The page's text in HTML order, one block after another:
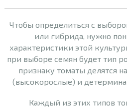
Чтобы определиться с
или гибрида, нужно
характеристики этой
при выборе семян будет тип
признаку томаты делятся
(высокорослые) и
Каждый из этих типов